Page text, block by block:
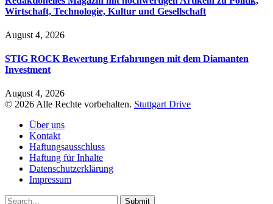
Wirtschaft, Technologie, Kultur und Gesellschaft
August 4, 2026
STIG ROCK Bewertung Erfahrungen mit dem Diamanten
Investment
August 4, 2026
© 2026 Alle Rechte vorbehalten. Stuttgart Drive
Über uns
Kontakt
Haftungsausschluss
Haftung für Inhalte
Datenschutzerklärung
Impressum
Submit